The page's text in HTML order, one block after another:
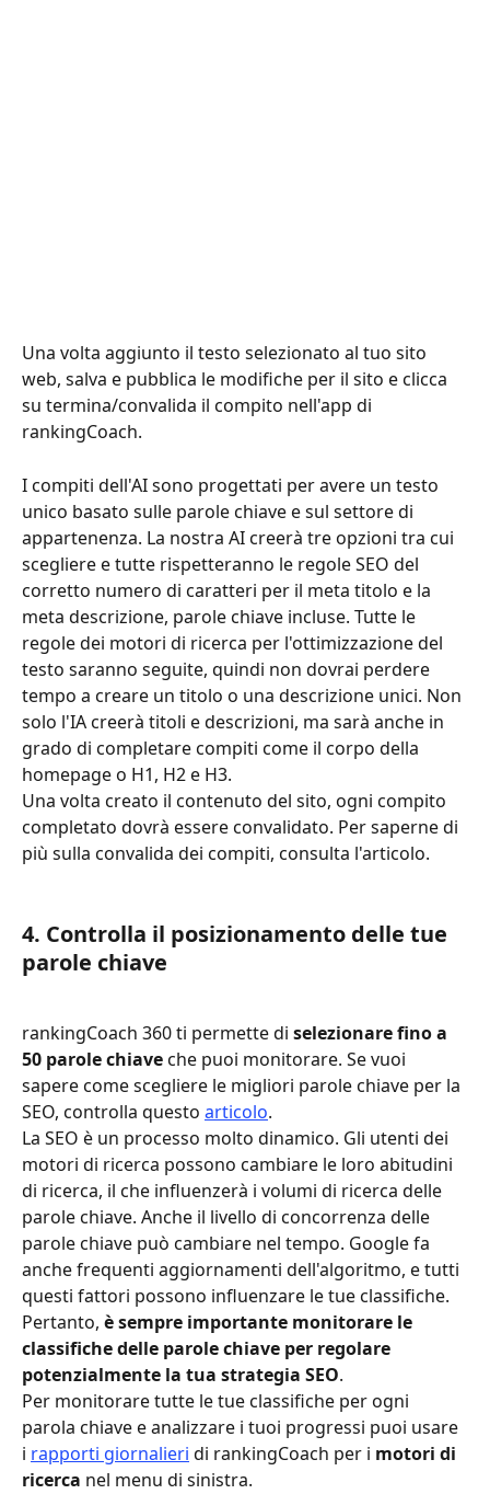
Una volta aggiunto il testo selezionato al tuo sito
web, salva e pubblica le modifiche per il sito e clicca
su termina/convalida il compito nell'app di
rankingCoach.
I compiti dell'AI sono progettati per avere un testo
unico basato sulle parole chiave e sul settore di
appartenenza. La nostra AI creerà tre opzioni tra cui
scegliere e tutte rispetteranno le regole SEO del
corretto numero di caratteri per il meta titolo e la
meta descrizione, parole chiave incluse. Tutte le
regole dei motori di ricerca per l'ottimizzazione del
testo saranno seguite, quindi non dovrai perdere
tempo a creare un titolo o una descrizione unici. Non
solo l'IA creerà titoli e descrizioni, ma sarà anche in
grado di completare compiti come il corpo della
homepage o H1, H2 e H3.
Una volta creato il contenuto del sito, ogni compito
completato dovrà essere convalidato. Per saperne di
più sulla convalida dei compiti, consulta l'articolo.
4. Controlla il posizionamento delle tue
parole chiave
rankingCoach 360 ti permette di selezionare fino a
50 parole chiave che puoi monitorare. Se vuoi
sapere come scegliere le migliori parole chiave per la
SEO, controlla questo articolo.
La SEO è un processo molto dinamico. Gli utenti dei
motori di ricerca possono cambiare le loro abitudini
di ricerca, il che influenzerà i volumi di ricerca delle
parole chiave. Anche il livello di concorrenza delle
parole chiave può cambiare nel tempo. Google fa
anche frequenti aggiornamenti dell'algoritmo, e tutti
questi fattori possono influenzare le tue classifiche.
Pertanto, è sempre importante monitorare le
classifiche delle parole chiave per regolare
potenzialmente la tua strategia SEO.
Per monitorare tutte le tue classifiche per ogni
parola chiave e analizzare i tuoi progressi puoi usare
i rapporti giornalieri di rankingCoach per i motori di
ricerca nel menu di sinistra.